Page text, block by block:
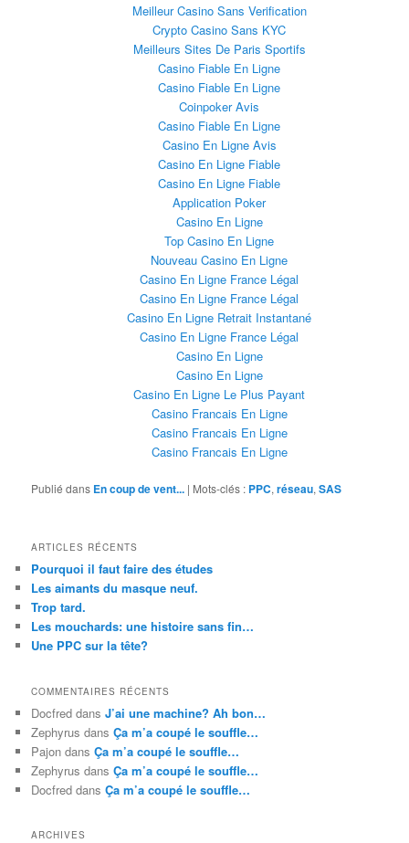
Meilleur Casino Sans Verification
Crypto Casino Sans KYC
Meilleurs Sites De Paris Sportifs
Casino Fiable En Ligne
Casino Fiable En Ligne
Coinpoker Avis
Casino Fiable En Ligne
Casino En Ligne Avis
Casino En Ligne Fiable
Casino En Ligne Fiable
Application Poker
Casino En Ligne
Top Casino En Ligne
Nouveau Casino En Ligne
Casino En Ligne France Légal
Casino En Ligne France Légal
Casino En Ligne Retrait Instantané
Casino En Ligne France Légal
Casino En Ligne
Casino En Ligne
Casino En Ligne Le Plus Payant
Casino Francais En Ligne
Casino Francais En Ligne
Casino Francais En Ligne
Publié dans En coup de vent... | Mots-clés : PPC,réseau,SAS
ARTICLES RÉCENTS
Pourquoi il faut faire des études
Les aimants du masque neuf.
Trop tard.
Les mouchards: une histoire sans fin…
Une PPC sur la tête?
COMMENTAIRES RÉCENTS
Docfred dansJ’ai une machine? Ah bon…
Zephyrus dansÇa m’a coupé le souffle…
Pajon dansÇa m’a coupé le souffle…
Zephyrus dansÇa m’a coupé le souffle…
Docfred dansÇa m’a coupé le souffle…
ARCHIVES